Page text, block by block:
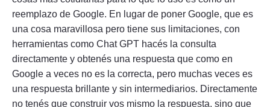
reemplazo de Google. En lugar de poner Google, que es
una cosa maravillosa pero tiene sus limitaciones, con
herramientas como Chat GPT hacés la consulta
directamente y obtenés una respuesta que como en
Google a veces no es la correcta, pero muchas veces es
una respuesta brillante y sin intermediarios. Directamente
no tenés que construir vos mismo la respuesta, sino que